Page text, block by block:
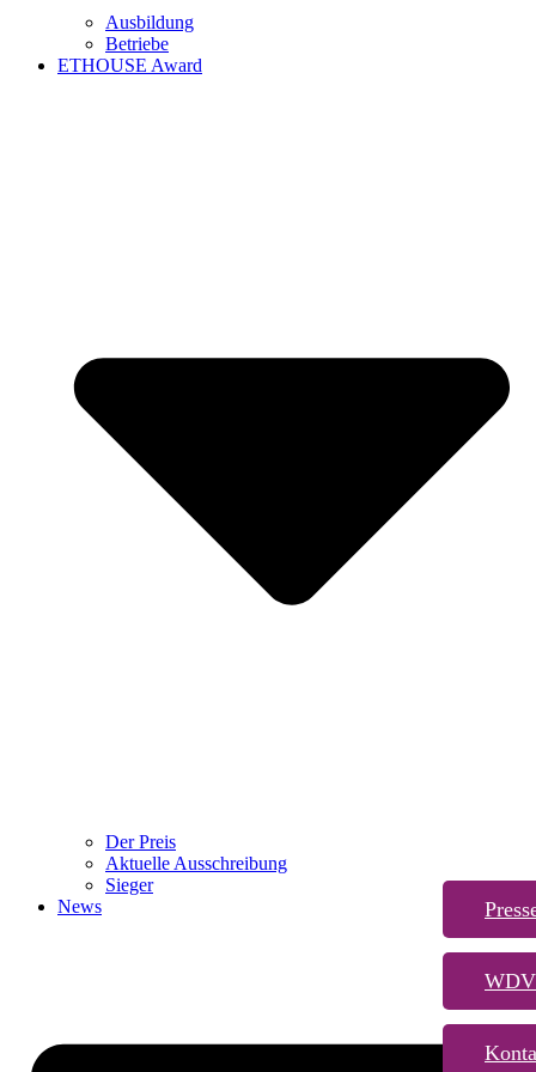
Ausbildung
Betriebe
ETHOUSE Award
Der Preis
Aktuelle Ausschreibung
Sieger
News